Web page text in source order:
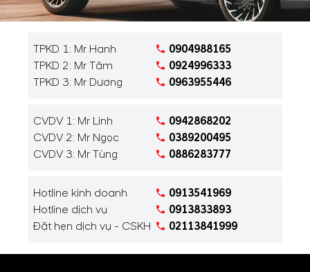
TPKD 1: Mr Hanh
TPKD 2: Mr Tâm
TPKD 3: Mr Dương
0904988165
0924996333
0963955446
CVDV 1: Mr Linh
CVDV 2: Mr Ngọc
CVDV 3: Mr Tùng
0942868202
0389200495
0886283777
Hotline kinh doanh
Hotline dịch vụ
Đặt hẹn dịch vụ - CSKH
0913541969
0913833893
02113841999